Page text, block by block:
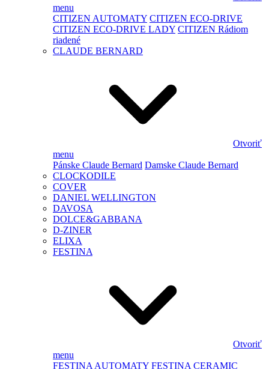
menu
CITIZEN AUTOMATY CITIZEN ECO-DRIVE
CITIZEN ECO-DRIVE LADY CITIZEN Rádiom
riadené
CLAUDE BERNARD
Otvoriť
menu
Pánske Claude Bernard Damske Claude Bernard
CLOCKODILE
COVER
DANIEL WELLINGTON
DAVOSA
DOLCE&GABBANA
D-ZINER
ELIXA
FESTINA
Otvoriť
menu
FESTINA AUTOMATY FESTINA CERAMIC